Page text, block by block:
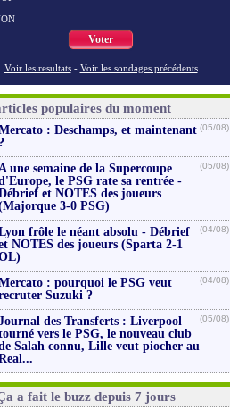
Voter
Voir les resultats - Voir les sondages précédents
populaires du moment
: Deschamps, et maintenant (05/08)
une semaine de la Supercoupe
le PSG rate sa rentrée -
et NOTES des joueurs
3-0 PSG)
(05/08)
frôle le néant absolu - Débrief
NOTES des joueurs (Sparta 2-1
(04/08)
: pourquoi le PSG veut
Suzuki ?
(04/08)
des Transferts : Liverpool
vers le PSG, le nouveau club
Salah connu, Lille veut piocher au
(05/08)
a fait le buzz depuis 7 jours